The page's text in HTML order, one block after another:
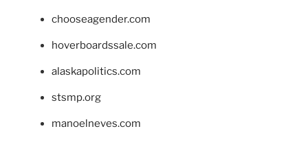
chooseagender.com
hoverboardssale.com
alaskapolitics.com
stsmp.org
manoelneves.com